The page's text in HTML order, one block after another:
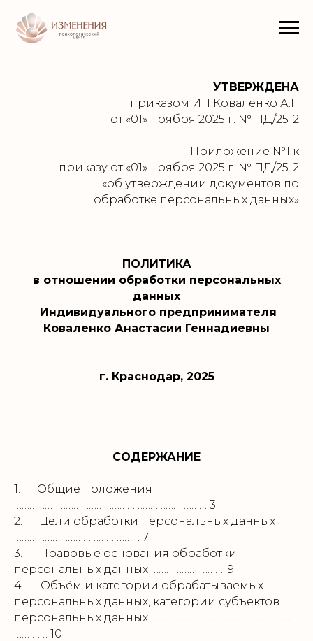
УТВЕРЖДЕНА
приказом ИП Коваленко А.Г.
от «01» ноября 2025 г. № ПД/25-2
Приложение №1 к
приказу от «01» ноября 2025 г. № ПД/25-2
«об утверждении документов по
обработке персональных данных»
ПОЛИТИКА
в отношении обработки персональных
данных
Индивидуального предпринимателя
Коваленко Анастасии Геннадиевны
г. Краснодар, 2025
СОДЕРЖАНИЕ
1. Общие положения
…………… ………………………………………… ……… 3
2. Цели обработки персональных данных
………………………………… ……… 7
3. Правовые основания обработки
персональных данных ……………… ………. 9
4. Объём и категории обрабатываемых
персональных данных, категории субъектов
персональных данных …………………………………………………
…… …… 10